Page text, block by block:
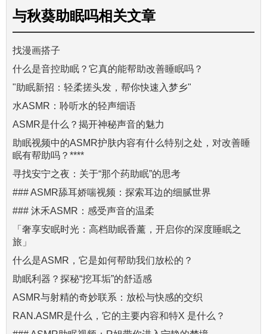
与秋葵助眠吗相关文章
找漫画搭子
什么是音控助眠？它真的能帮助改善睡眠吗？
"助眠新招：轻柔搓头发，帮你快速入梦乡"
水ASMR：聆听水的轻声细语
ASMR是什么？揭开神秘声音的魅力
助眠视频中的ASMR护肤内容有什么特别之处，对改善睡
眠有帮助吗？****
寻找安宁之夜：关于“那个药助眠”的思考
### ASMR舔耳娇喘视频：探索耳边的细腻世界
### 沐禾ASMR：感受声音的温柔
「奢享安眠时光：高档助眠香薰，开启你的深度睡眠之
旅」
什么是ASMR，它是如何帮助我们放松的？
助眠利器？探秘“挖耳垢”的舒适感
ASMR与射精的奇妙联系：放松与快感的交织
RAN.ASMR是什么，它的主要内容和特X 是什么？